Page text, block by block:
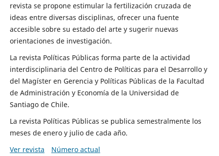
revista se propone estimular la fertilización cruzada de
ideas entre diversas disciplinas, ofrecer una fuente
accesible sobre su estado del arte y sugerir nuevas
orientaciones de investigación.
La revista Políticas Públicas forma parte de la actividad
interdisciplinaria del Centro de Políticas para el Desarrollo y
del Magíster en Gerencia y Políticas Públicas de la Facultad
de Administración y Economía de la Universidad de
Santiago de Chile.
La revista Políticas Públicas se publica semestralmente los
meses de enero y julio de cada año.
Ver revista
Número actual